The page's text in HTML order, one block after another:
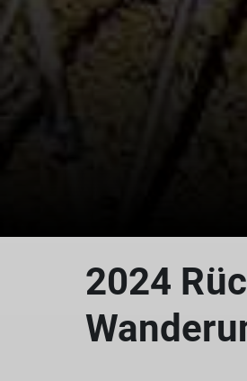
2024